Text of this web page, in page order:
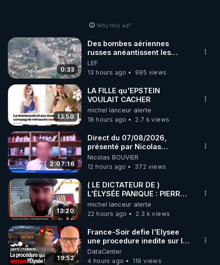
Why this ad?
0:33
Des bombes aériennes
russes anéantissent les
centres de contrôle de
drones de 3 brigades
ukrainienne
LEF
13 hours ago
995 views
13:50
LA FILLE qu'EPSTEIN
VOULAIT CACHER
michel lanceur alerte
18 hours ago
2.7 k views
2:07:16
Direct du 07/08/2026,
présenté par Nicolas
BOUVIER
Nicolas BOUVIER
12 hours ago
372 views
13:20
( LE DICTATEUR DE )
L'ÉLYSÉE PANIQUE : PIERRE
GUILLAUME MERCADAL
BALANCE TOUT
michel lanceur alerte
22 hours ago
2.3 k views
19:52
France-Soir defie l'Elysee
une procedure inedite sur la
sante du president - Nexus
DataCenter
4 hours ago
116 views